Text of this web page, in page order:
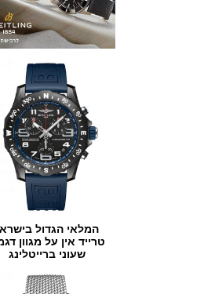
המלאי הגדול בישראל
טרייד אין על מגוון דגמים
שעוני ברייטלינג